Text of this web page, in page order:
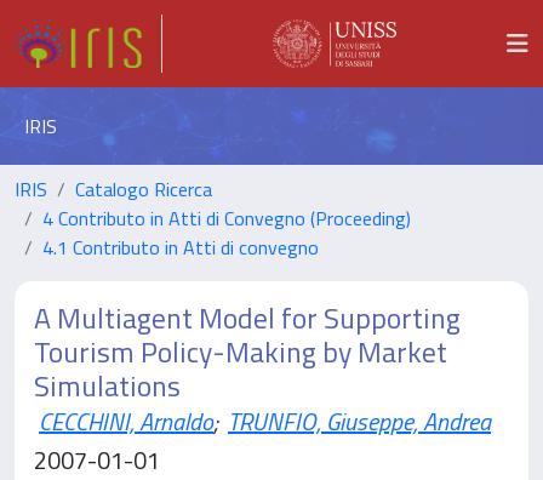
IRIS
IRIS
Catalogo Ricerca
4 Contributo in Atti di Convegno (Proceeding)
4.1 Contributo in Atti di convegno
A Multiagent Model for Supporting
Tourism Policy-Making by Market
Simulations
CECCHINI, Arnaldo; TRUNFIO, Giuseppe, Andrea
2007-01-01